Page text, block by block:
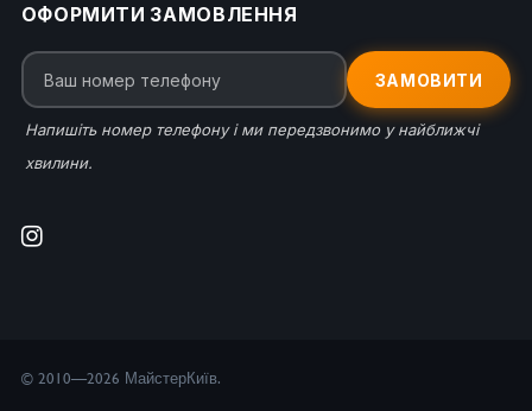
ОФОРМИТИ ЗАМОВЛЕННЯ
ЗАМОВИТИ
Напишіть номер телефону і ми передзвонимо у найближчі
хвилини.
© 2010—2026 МайстерКиїв.